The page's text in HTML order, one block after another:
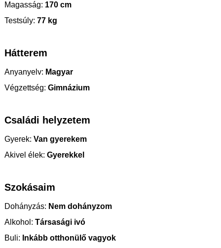
Magasság: 170 cm
Testsúly: 77 kg
Hátterem
Anyanyelv: Magyar
Végzettség: Gimnázium
Családi helyzetem
Gyerek: Van gyerekem
Akivel élek: Gyerekkel
Szokásaim
Dohányzás: Nem dohányzom
Alkohol: Társasági ivó
Buli: Inkább otthonülő vagyok